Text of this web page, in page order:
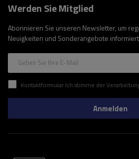
Werden Sie Mitglied
Abonnieren Sie unseren Newsletter, um
Neuigkeiten und Sonderangebote
Geben Sie Ihre E-Mail
Kontaktformular Ich stimme der Verarbeitung meiner im Kontaktformular enthaltenen personenbezogenen Daten gemäß
Anmelden